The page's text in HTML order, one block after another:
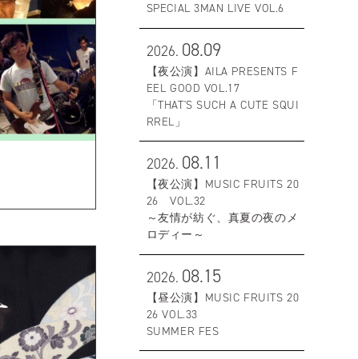
SPECIAL 3MAN LIVE VOL.6
2026. 08.09
【夜公演】AILA PRESENTS F
EEL GOOD VOL.17
「THAT'S SUCH A CUTE SQUI
RREL」
2026. 08.11
【夜公演】MUSIC FRUITS 20
26 VOL.32
～友情が紡ぐ、真夏の夜のメ
ロディー～
2026. 08.15
【昼公演】MUSIC FRUITS 20
26 VOL.33
SUMMER FES